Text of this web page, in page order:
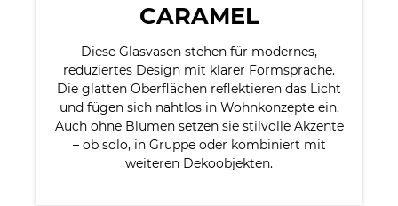
CARAMEL
Diese Glasvasen stehen für modernes,
reduziertes Design mit klarer Formsprache.
Die glatten Oberflächen reflektieren das Licht
und fügen sich nahtlos in Wohnkonzepte ein.
Auch ohne Blumen setzen sie stilvolle Akzente
– ob solo, in Gruppe oder kombiniert mit
weiteren Dekoobjekten.